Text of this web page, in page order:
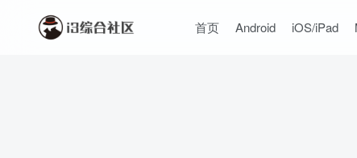
首页 Android iOS/iPad